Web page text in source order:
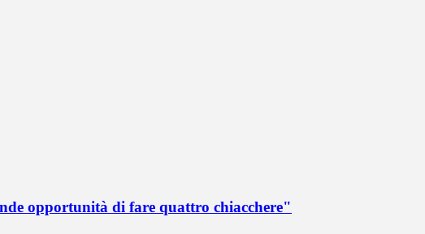
opportunità di fare quattro chiacchere"